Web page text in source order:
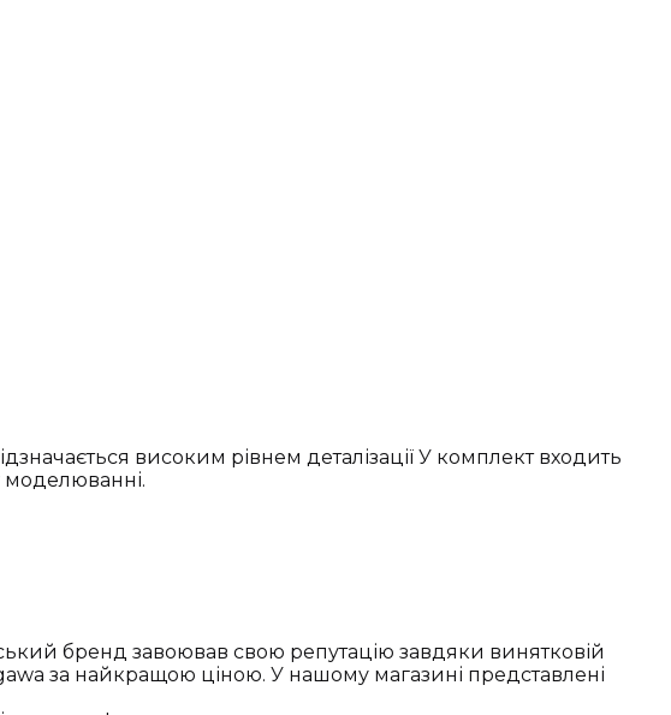
високим рівнем деталізації У комплект входить
моделюванні.
бренд завоював свою репутацію завдяки винятковій
за найкращою ціною. У нашому магазині представлені